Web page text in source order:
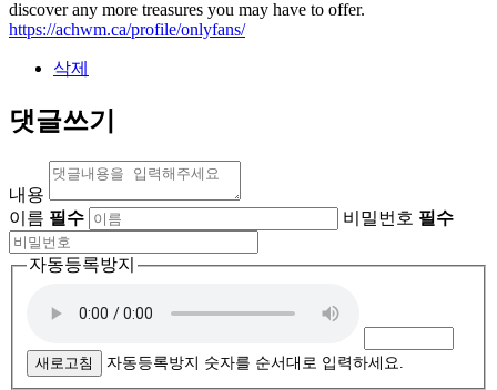
discover any more treasures you may have to offer.
https://achwm.ca/profile/onlyfans/
삭제
댓글쓰기
내용
이름 필수 비밀번호 필수
자동등록방지
새로고침 자동등록방지 숫자를 순서대로 입력하세요.